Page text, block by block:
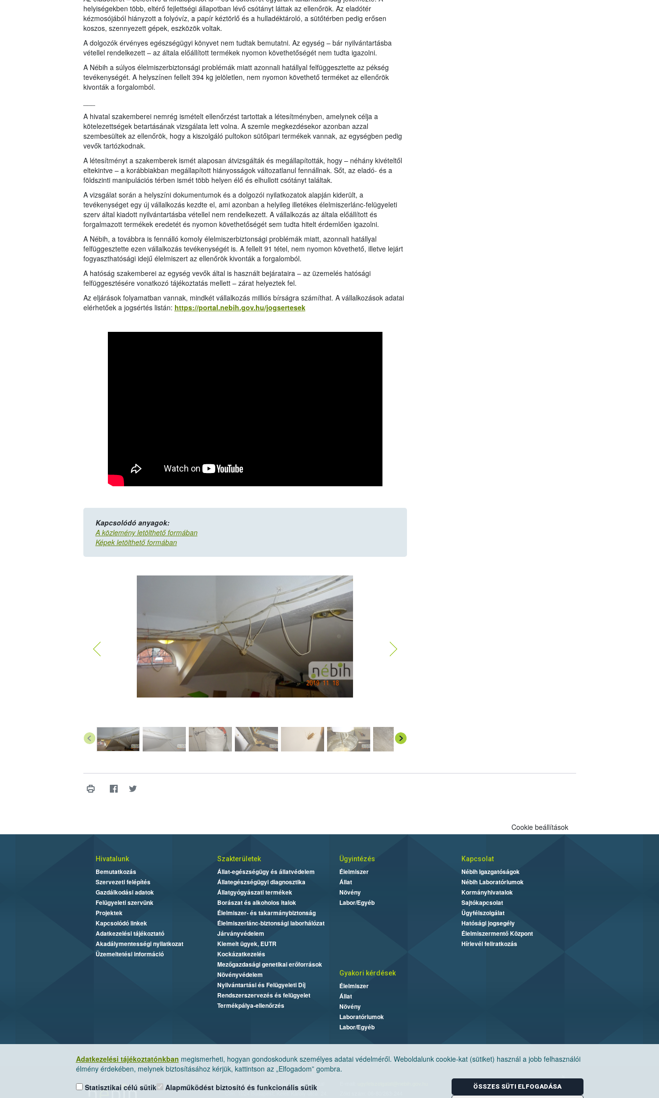
helyiségekben több, eltérő fejlettségi állapotban lévő csótányt láttak az ellenőrök. Az eladótér
kézmosójából hiányzott a folyóvíz, a papír kéztörlő és a hulladéktároló, a sütőtérben pedig erősen
koszos, szennyezett gépek, eszközök voltak.
A dolgozók érvényes egészségügyi könyvet nem tudtak bemutatni. Az egység – bár nyilvántartásba
vétellel rendelkezett – az általa előállított termékek nyomon követhetőségét nem tudta igazolni.
A Nébih a súlyos élelmiszerbiztonsági problémák miatt azonnali hatállyal felfüggesztette az pékség
tevékenységét. A helyszínen fellelt 394 kg jelöletlen, nem nyomon követhető terméket az ellenőrök
kivonták a forgalomból.
A hivatal szakemberei nemrég ismételt ellenőrzést tartottak a létesítményben, amelynek célja a
kötelezettségek betartásának vizsgálata lett volna. A szemle megkezdésekor azonban azzal
szembesültek az ellenőrök, hogy a kiszolgáló pultokon sütőipari termékek vannak, az egységben pedig
vevők tartózkodnak.
A létesítményt a szakemberek ismét alaposan átvizsgálták és megállapították, hogy – néhány kivételtől
eltekintve – a korábbiakban megállapított hiányosságok változatlanul fennállnak. Sőt, az eladó- és a
földszinti manipulációs térben ismét több helyen élő és elhullott csótányt találtak.
A vizsgálat során a helyszíni dokumentumok és a dolgozói nyilatkozatok alapján kiderült, a
tevékenységet egy új vállalkozás kezdte el, ami azonban a helyileg illetékes élelmiszerlánc-felügyeleti
szerv által kiadott nyilvántartásba vétellel nem rendelkezett. A vállalkozás az általa előállított és
forgalmazott termékek eredetét és nyomon követhetőségét sem tudta hitelt érdemlően igazolni.
A Nébih, a továbbra is fennálló komoly élelmiszerbiztonsági problémák miatt, azonnali hatállyal
felfüggesztette ezen vállalkozás tevékenységét is. A fellelt 91 tétel, nem nyomon követhető, illetve lejárt
fogyaszthatósági idejű élelmiszert az ellenőrök kivonták a forgalomból.
A hatóság szakemberei az egység vevők által is használt bejárataira – az üzemelés hatósági
felfüggesztésére vonatkozó tájékoztatás mellett – zárat helyeztek fel.
Az eljárások folyamatban vannak, mindkét vállalkozás milliós bírságra számíthat. A vállalkozások adatai
elérhetőek a jogsértés listán: https://portal.nebih.gov.hu/jogsertesek
Kapcsolódó anyagok:
A közlemény letölthető formában
Képek letölthető formában
Adatkezelési tájékoztatónkban megismerheti, hogyan gondoskodunk személyes adatai védelméről. Weboldalunk cookie-kat (sütiket) használ a jobb felhasználói
élmény érdekében, melynek biztosításához kérjük, kattintson az „Elfogadom” gombra.
Statisztikai célú sütik
Alapműködést biztosító és funkcionális sütik ÖSSZES SÜTI ELFOGADÁSA
Cookie beállítások
Hivatalunk
Bemutatkozás
Szervezeti felépítés
Gazdálkodási adatok
Felügyeleti szervünk
Projektek
Kapcsolódó linkek
Adatkezelési tájékoztató
Akadálymentességi nyilatkozat
Üzemeltetési információ
Szakterületek
Állat-egészségügy és állatvédelem
Állategészségügyi diagnosztika
Állatgyógyászati termékek
Borászat és alkoholos italok
Élelmiszer- és takarmánybiztonság
Élelmiszerlánc-biztonsági laborhálózat
Járványvédelem
Kiemelt ügyek, EUTR
Kockázatkezelés
Mezőgazdasági genetikai erőforrások
Növényvédelem
Nyilvántartási és Felügyeleti Díj
Rendszerszervezés és felügyelet
Termékpálya-ellenőrzés
Ügyintézés
Élelmiszer
Állat
Növény
Labor/Egyéb
Kapcsolat
Nébih Igazgatóságok
Nébih Laboratóriumok
Kormányhivatalok
Sajtókapcsolat
Ügyfélszolgálat
Hatósági jogsegély
Élelmiszermentő Központ
Hírlevél feliratkozás
Gyakori kérdések
Élelmiszer
Állat
Növény
Laboratóriumok
Labor/Egyéb
Nemzeti Élelmiszerlánc-biztonsági Hivatal